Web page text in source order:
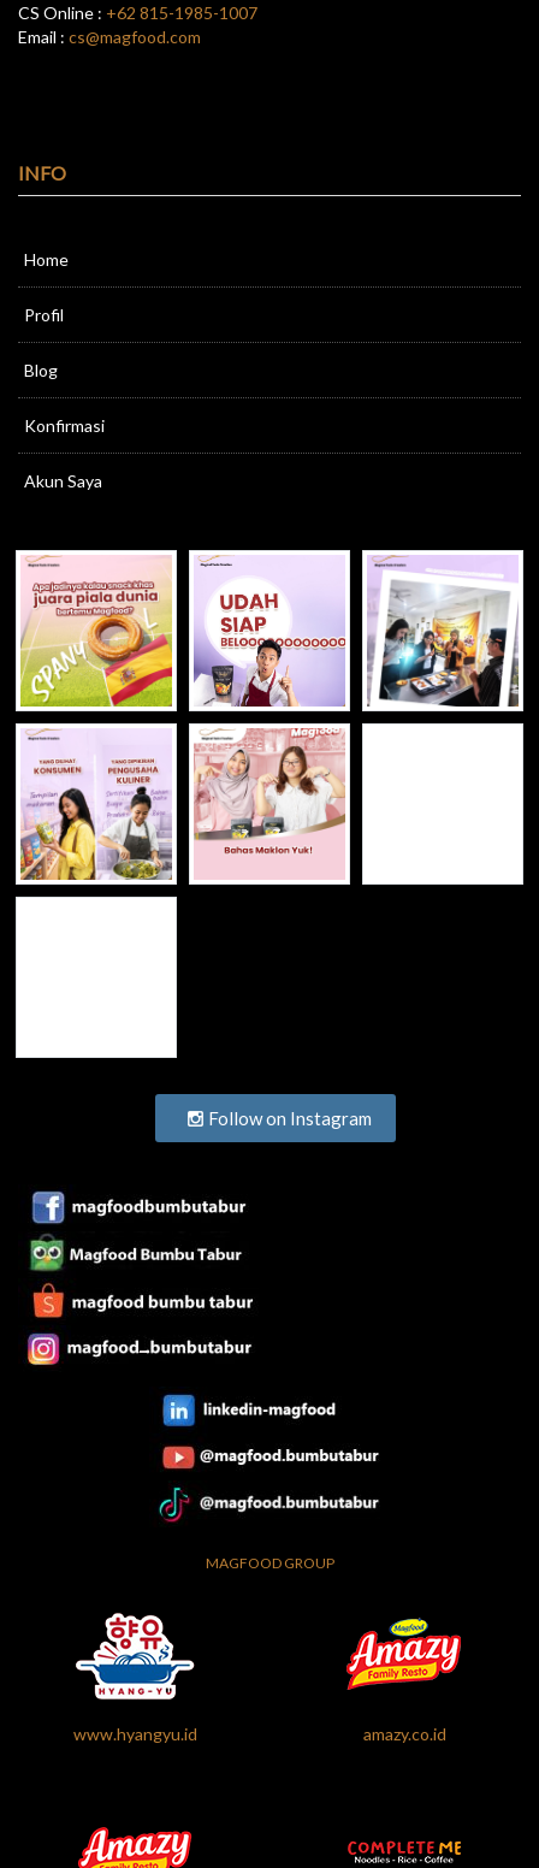
CS Online : +62 815-1985-1007
Email : cs@magfood.com
INFO
Home
Profil
Blog
Konfirmasi
Akun Saya
Follow on Instagram
MAGFOOD GROUP
www.hyangyu.id amazy.co.id